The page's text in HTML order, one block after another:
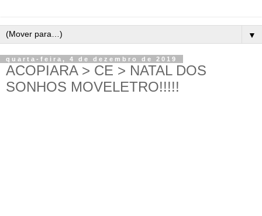
▼
quarta-feira, 4 de dezembro de 2019
ACOPIARA > CE > NATAL DOS
SONHOS MOVELETRO!!!!!